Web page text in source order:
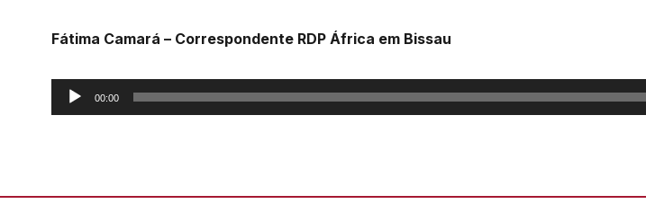
Fátima Camará – Correspondente RDP África em Bissau
Reprodutor
de
00:00